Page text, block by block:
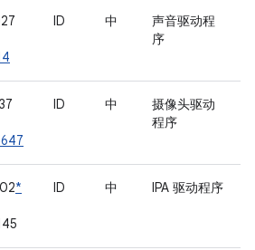
ID 中
声音驱动程
序
ID 中
摄像头驱动
程序
*
ID 中 IPA 驱动程序